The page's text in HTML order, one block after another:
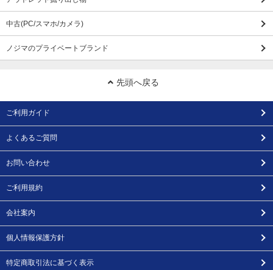
中古(PC/スマホ/カメラ)
ノジマのプライベートブランド
先頭へ戻る
ご利用ガイド
よくあるご質問
お問い合わせ
ご利用規約
会社案内
個人情報保護方針
特定商取引法に基づく表示